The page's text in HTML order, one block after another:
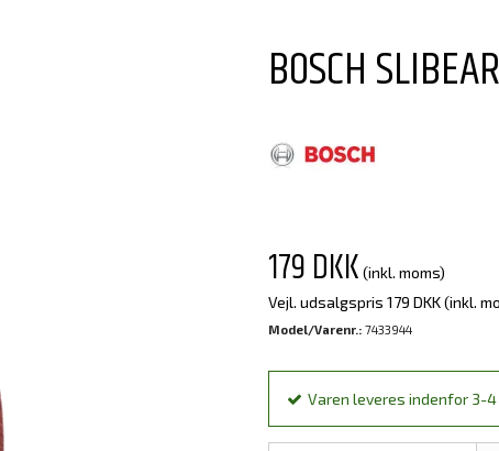
BOSCH
179 DKK (inkl. moms)
Vejl. udsalgspris 179 DKK(inkl.
Model/Varenr.: 7433944
Varen leveres indenfor 3-4